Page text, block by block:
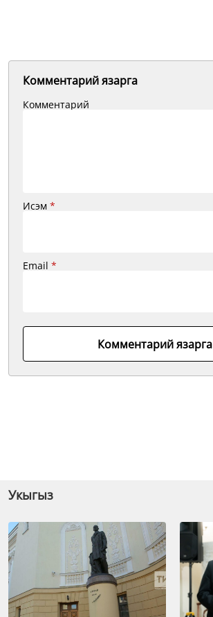
Комментарий язарга
Комментарий
Исэм *
Email *
Комментарий язарга
Укыгыз